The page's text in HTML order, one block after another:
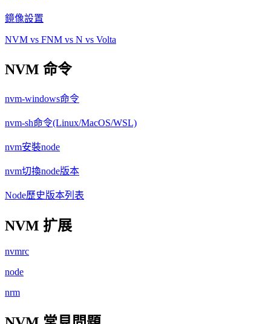
鏡像設置
NVM vs FNM vs N vs Volta
NVM 命令
nvm-windows命令
nvm-sh命令(Linux/MacOS/WSL)
nvm安裝node
nvm切換node版本
Node歷史版本列表
NVM 扩展
nvmrc
node
nrm